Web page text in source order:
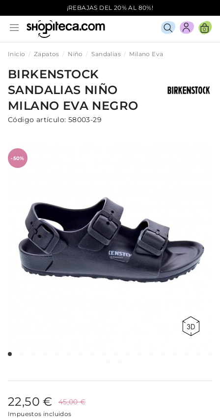
¡REBAJAS DEL 20% AL 80%!
0
Inicio Zapatos Niño Sandalias Milano Eva
BIRKENSTOCK
SANDALIAS NIÑO
MILANO EVA NEGRO
Código artículo: 58003-29
-50%
22,50 € 45,00 €
Impuestos incluidos